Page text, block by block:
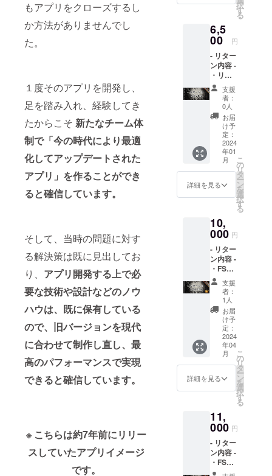
もアプリをクローズするし
か方法がありませんでし
た。
１度そのアプリを開発し、
足を踏み入れ、経験してき
たからこそ 新たなチーム体
制で「今の時代により最適
化してアップデートされた
アプリ」を作ることができ
ると確信しています。
そして、当時の問題に対す
る解決策は既に見出してお
り、 アプリ開発する上で必
要な技術や設計などのノウ
ハウは、既に保有している
ので、旧バージョンを現代
に合わせて制作し直し、最
高のパフォーマンスで実現
できると確信しています。
※ こちらは約7年前にリリー
スしていたアプリイメージ
です。
スパー
ティー
につい
て 開催
予定日:
2023年
4月頃開
催予定
場所:東
京都渋
谷区付
近を予
定して
いま
す。
セット)
ジナル
ステッ
カー
択
す
る
6,5
00 円
- リター
ン内容 -
・リ
リース
パー
ティー
招待 ・
限定
【オリ
ジナルT
シャ
ツ】白
又は黒
グレー
1枚 ・
オリジ
テッ
カー ・
お礼の
メッ
セージ -
リリー
スパー
ティー
につい
て 開催
予定日:
2023年
4月頃開
催予定
場所:東
京都渋
谷区付
す。
支援
者：
0人
お届
け予
定：
2024
年01
月
詳細を見る
こ
の
リ
タ
ー
ン
を
選
択
す
る
10,
000 円
- リター
ン内容 -
・FSC
リリー
スパー
ティー
ご招待
・アプ
リ内通
貨(ポイ
ント)
15000
円分 ・
運営か
らお礼
のメッ
をお送
り致し
ます。
※ポイン
トはア
プリ内
のコン
支援
者：
1人
お届
け予
定：
2024
年04
月
詳細を見る
こ
の
リ
タ
ー
ン
を
選
択
す
る
11,
000 円
- リター
ン内容 -
・FSC
リリー